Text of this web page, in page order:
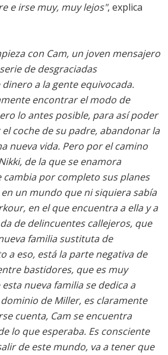
e irse muy, muy lejos", explica
con Cam, un joven mensajero
de desgraciadas
a la gente equivocada.
encontrar el modo de
lo antes posible, para así poder
coche de su padre, abandonar la
nueva vida. Pero por el camino
de la que se enamora
por completo sus planes
un mundo que ni siquiera sabía
en el que encuentra a ella y a
de delincuentes callejeros, que
familia sustituta de
a eso, está la parte negativa de
bastidores, que es muy
nueva familia se dedica a
de Miller, es claramente
cuenta, Cam se encuentra
lo que esperaba. Es consciente
de este mundo, va a tener que